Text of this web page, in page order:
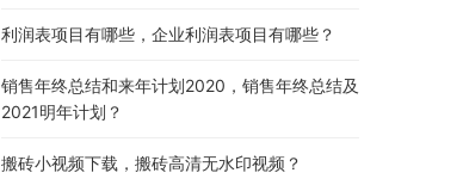
利润表项目有哪些，企业利润表项目有哪些？
销售年终总结和来年计划2020，销售年终总结及
2021明年计划？
搬砖小视频下载，搬砖高清无水印视频？